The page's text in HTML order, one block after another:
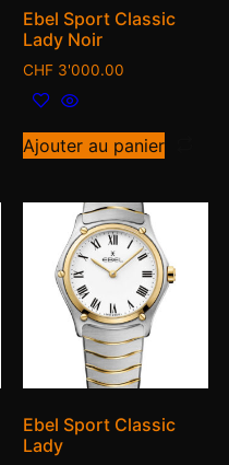
Ebel Sport Classic
Lady Noir
CHF 3'000.00
Ajouter au panier
Ebel Sport Classic
Lady